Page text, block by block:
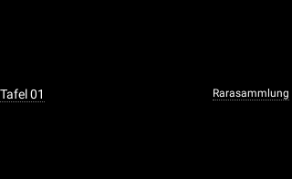
01 Rarasammlung